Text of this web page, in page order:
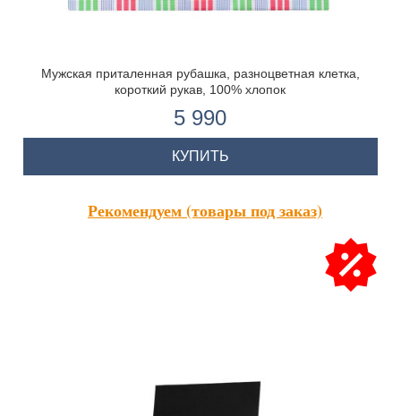
Мужская приталенная рубашка, разноцветная клетка,
короткий рукав, 100% хлопок
5 990
КУПИТЬ
Рекомендуем (товары под заказ)